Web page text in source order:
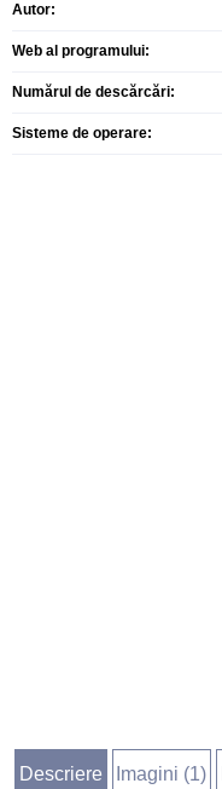
Autor:
Web al programului:
Numărul de descărcări:
Sisteme de operare:
Descriere Imagini (1)